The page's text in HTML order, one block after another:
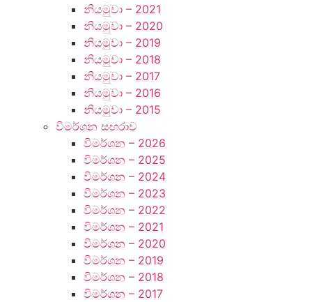
නියමුවා – 2021
නියමුවා – 2020
නියමුවා – 2019
නියමුවා – 2018
නියමුවා – 2017
නියමුවා – 2016
නියමුවා – 2015
විමර්ශන ස ඟරාව
විමර්ශන – 2026
විමර්ශන – 2025
විමර්ශන – 2024
විමර්ශන – 2023
විමර්ශන – 2022
විමර්ශන – 2021
විමර්ශන – 2020
විමර්ශන – 2019
විමර්ශන – 2018
විමර්ශන – 2017